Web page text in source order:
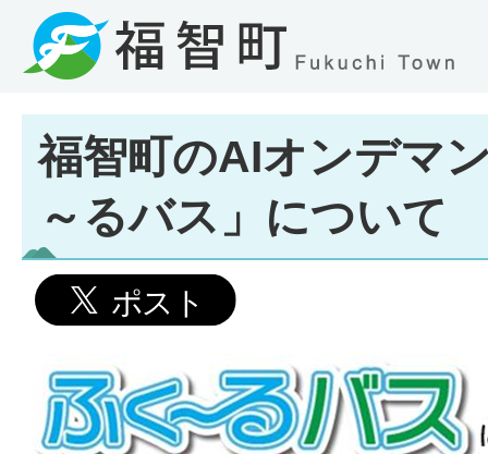
福智町のAIオンデマ
～るバス」について